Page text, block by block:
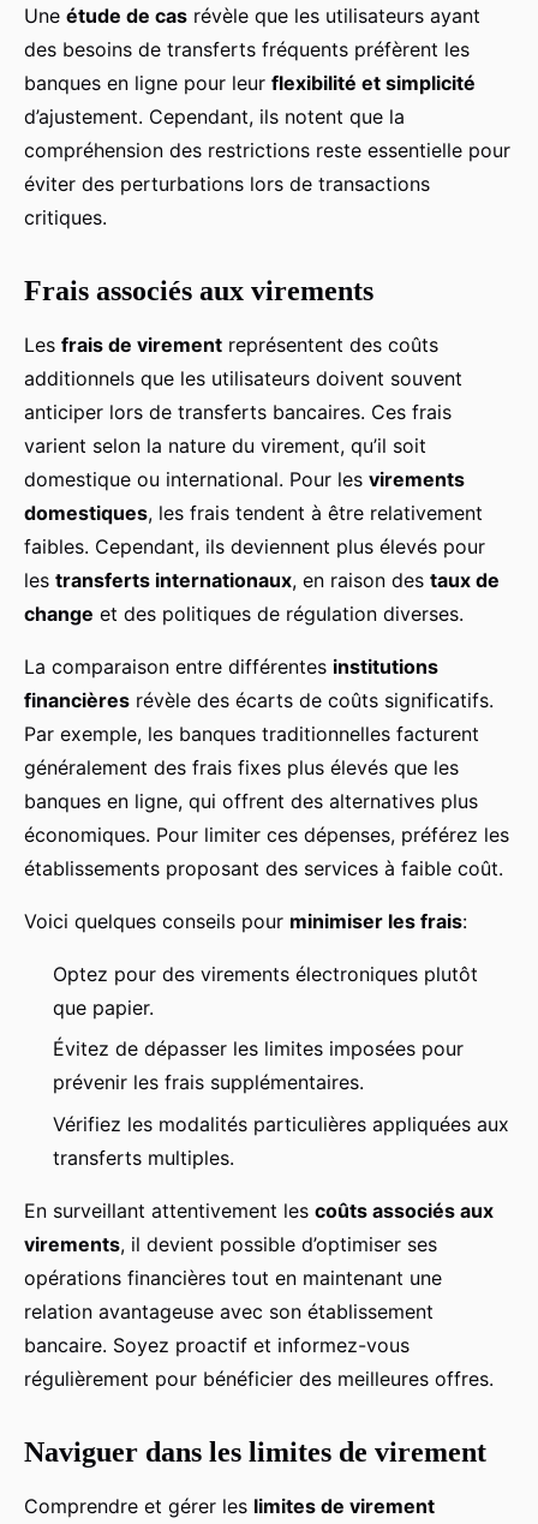
Une étude de cas révèle que les utilisateurs ayant
des besoins de transferts fréquents préfèrent les
banques en ligne pour leur flexibilité et simplicité
d’ajustement. Cependant, ils notent que la
compréhension des restrictions reste essentielle pour
éviter des perturbations lors de transactions
critiques.
Frais associés aux virements
Les frais de virement représentent des coûts
additionnels que les utilisateurs doivent souvent
anticiper lors de transferts bancaires. Ces frais
varient selon la nature du virement, qu’il soit
domestique ou international. Pour les virements
domestiques, les frais tendent à être relativement
faibles. Cependant, ils deviennent plus élevés pour
les transferts internationaux, en raison des taux de
change et des politiques de régulation diverses.
La comparaison entre différentes institutions
financières révèle des écarts de coûts significatifs.
Par exemple, les banques traditionnelles facturent
généralement des frais fixes plus élevés que les
banques en ligne, qui offrent des alternatives plus
économiques. Pour limiter ces dépenses, préférez les
établissements proposant des services à faible coût.
Voici quelques conseils pour minimiser les frais:
Optez pour des virements électroniques plutôt
que papier.
Évitez de dépasser les limites imposées pour
prévenir les frais supplémentaires.
Vérifiez les modalités particulières appliquées aux
transferts multiples.
En surveillant attentivement les coûts associés aux
virements, il devient possible d’optimiser ses
opérations financières tout en maintenant une
relation avantageuse avec son établissement
bancaire. Soyez proactif et informez-vous
régulièrement pour bénéficier des meilleures offres.
Naviguer dans les limites de virement
Comprendre et gérer les limites de virement